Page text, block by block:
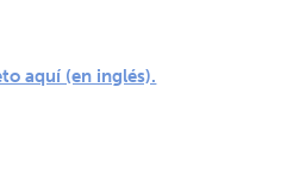
aquí (en inglés).